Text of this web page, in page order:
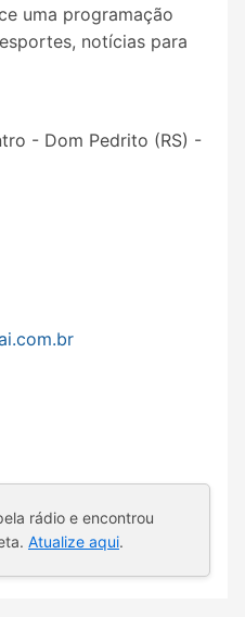
uma programação
notícias para
- Dom Pedrito (RS) -
rádio e encontrou
Atualize aqui.